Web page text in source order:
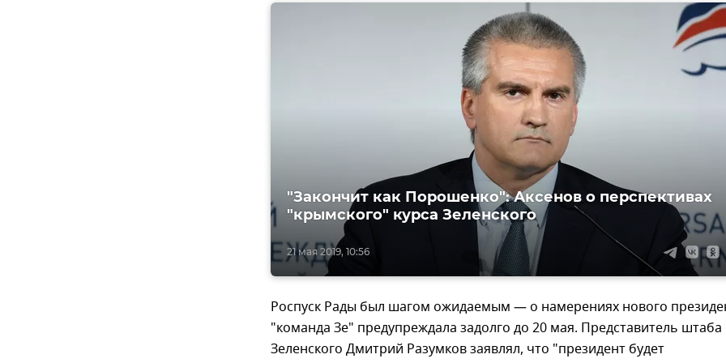
21 мая 2019, 10:56
"Закончит как Порошенко": Аксенов о перспективах
"крымского" курса Зеленского
Роспуск Рады был шагом ожидаемым — о намерениях нового
"команда Зе" предупреждала задолго до 20 мая. Представитель штаба
Зеленского Дмитрий Разумков заявлял, что "президент будет